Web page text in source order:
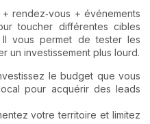
rendez‑vous + événements
toucher différentes cibles
vous permet de tester les
un investissement plus lourd.
le budget que vous
pour acquérir des leads
votre territoire et limitez